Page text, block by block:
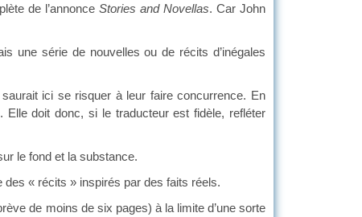
de l’annonceStories and Novellas. Car John
série de nouvelles ou de récits d’inégales
ici se risquer à leur faire concurrence. En
doit donc, si le traducteur est fidèle, refléter
le fond et la substance.
« récits » inspirés par des faits réels.
de moins de six pages) à la limite d’une sorte